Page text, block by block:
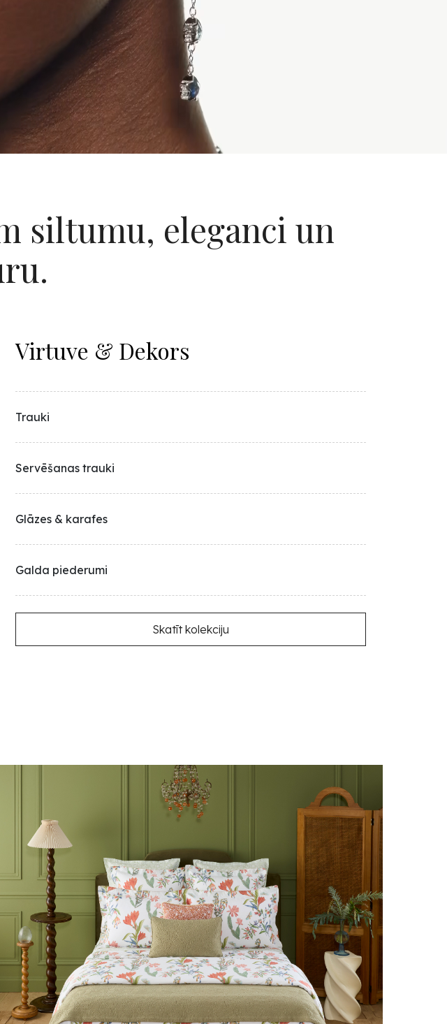
siltumu, eleganci un
Virtuve & Dekors
Trauki
Servēšanas trauki
Glāzes & karafes
Galda piederumi
Skatīt kolekciju